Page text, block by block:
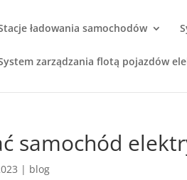
ładowania samochodów
zarządzania flotą pojazdów
samochód
| blog